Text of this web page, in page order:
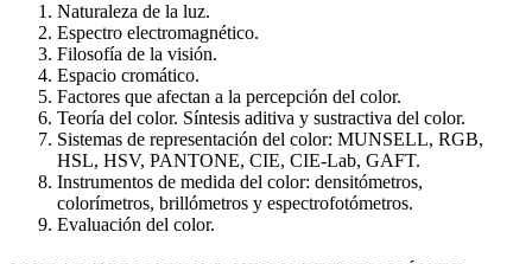
Naturaleza de la luz.
Espectro electromagnético.
Filosofía de la visión.
Espacio cromático.
Factores que afectan a la percepción del color.
Teoría del color. Síntesis aditiva y sustractiva del color.
Sistemas de representación del color: MUNSELL, RGB,
HSL, HSV, PANTONE, CIE, CIE-Lab, GAFT.
Instrumentos de medida del color: densitómetros,
colorímetros, brillómetros y espectrofotómetros.
Evaluación del color.